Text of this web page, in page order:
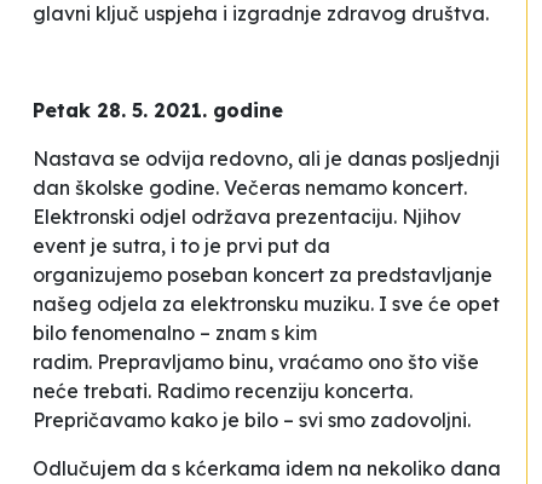
glavni ključ uspjeha i izgradnje zdravog društva.
Petak 28. 5. 2021. godine
Nastava se odvija redovno, ali je danas posljednji
dan školske godine. Večeras nemamo koncert.
Elektronski odjel održava prezentaciju. Njihov
event je sutra, i to je prvi put da
organizujemo poseban koncert za predstavljanje
našeg odjela za elektronsku muziku. I sve će opet
bilo fenomenalno – znam s kim
radim. Prepravljamo binu, vraćamo ono što više
neće trebati. Radimo recenziju koncerta.
Prepričavamo kako je bilo – svi smo zadovoljni.
Odlučujem da s kćerkama idem na nekoliko dana